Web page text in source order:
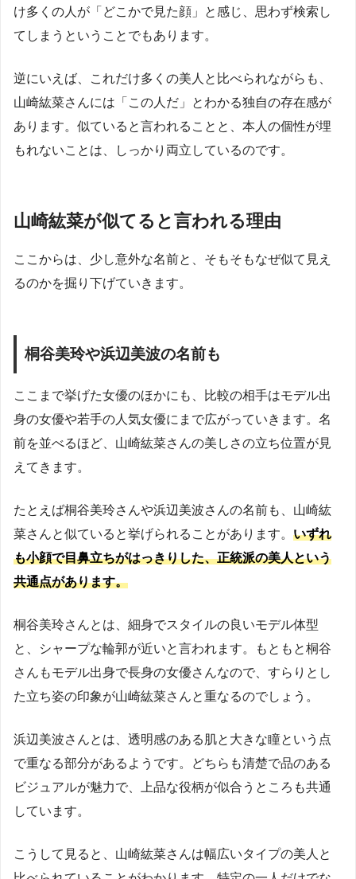
け多くの人が「どこかで見た顔」と感じ、思わず検索し
てしまうということでもあります。
逆にいえば、これだけ多くの美人と比べられながらも、
山崎紘菜さんには「この人だ」とわかる独自の存在感が
あります。似ていると言われることと、本人の個性が埋
もれないことは、しっかり両立しているのです。
山崎紘菜が似てると言われる理由
ここからは、少し意外な名前と、そもそもなぜ似て見え
るのかを掘り下げていきます。
桐谷美玲や浜辺美波の名前も
ここまで挙げた女優のほかにも、比較の相手はモデル出
身の女優や若手の人気女優にまで広がっていきます。名
前を並べるほど、山崎紘菜さんの美しさの立ち位置が見
えてきます。
たとえば桐谷美玲さんや浜辺美波さんの名前も、山崎紘
菜さんと似ていると挙げられることがあります。 いずれ
も小顔で目鼻立ちがはっきりした、正統派の美人という
共通点があります。
桐谷美玲さんとは、細身でスタイルの良いモデル体型
と、シャープな輪郭が近いと言われます。もともと桐谷
さんもモデル出身で長身の女優さんなので、すらりとし
た立ち姿の印象が山崎紘菜さんと重なるのでしょう。
浜辺美波さんとは、透明感のある肌と大きな瞳という点
で重なる部分があるようです。どちらも清楚で品のある
ビジュアルが魅力で、上品な役柄が似合うところも共通
しています。
こうして見ると、山崎紘菜さんは幅広いタイプの美人と